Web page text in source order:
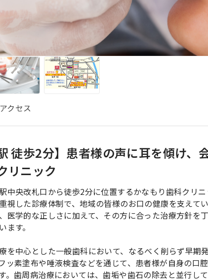
クセス
徒歩2分】患者様の声に耳を傾け、
リニック
中央改札口から徒歩2分に位置するかなもり歯科クリ
視した診療体制で、地域の皆様のお口の健康を支えて
医学的な正しさに加えて、その方に合った治療方針を
ます。
を中心とした一般歯科において、なるべく削らず早期
ッ素塗布や唾液検査などを通じて、患者様が自身の口
。歯周病治療においては、歯垢や歯石の除去と並行し